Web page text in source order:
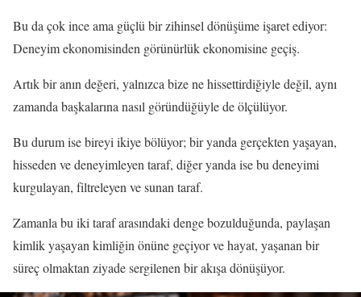
Bu da çok ince ama güçlü bir zihinsel dönüşüme işaret ediyor:
Deneyim ekonomisinden görünürlük ekonomisine geçiş.
Artık bir anın değeri, yalnızca bize ne hissettirdiğiyle değil, aynı
zamanda başkalarına nasıl göründüğüyle de ölçülüyor.
Bu durum ise bireyi ikiye bölüyor; bir yanda gerçekten yaşayan,
hisseden ve deneyimleyen taraf, diğer yanda ise bu deneyimi
kurgulayan, filtreleyen ve sunan taraf.
Zamanla bu iki taraf arasındaki denge bozulduğunda, paylaşan
kimlik yaşayan kimliğin önüne geçiyor ve hayat, yaşanan bir
süreç olmaktan ziyade sergilenen bir akışa dönüşüyor.